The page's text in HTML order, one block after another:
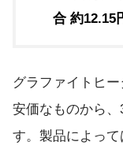
合 約12.15
グラファイトヒ
安価なものから
す。製品によっ